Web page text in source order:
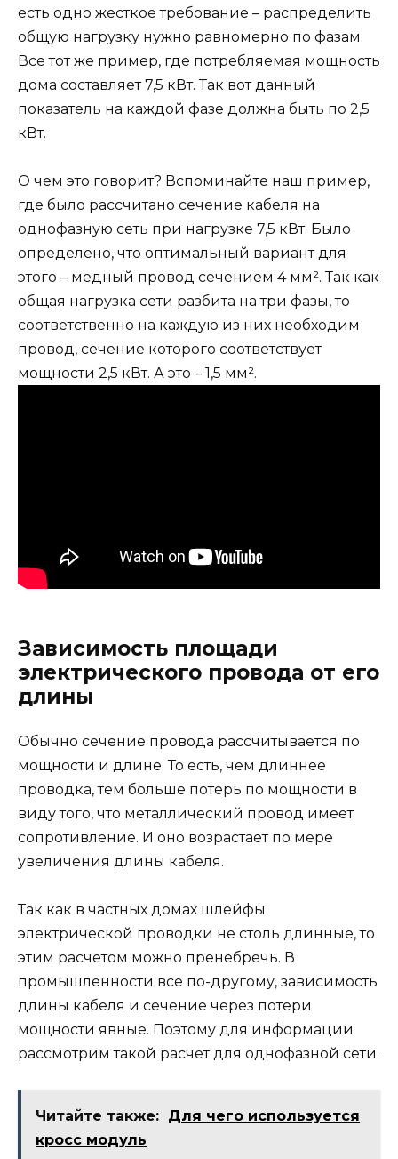
есть одно жесткое требование – распределить
общую нагрузку нужно равномерно по фазам.
Все тот же пример, где потребляемая мощность
дома составляет 7,5 кВт. Так вот данный
показатель на каждой фазе должна быть по 2,5
кВт.
О чем это говорит? Вспоминайте наш пример,
где было рассчитано сечение кабеля на
однофазную сеть при нагрузке 7,5 кВт. Было
определено, что оптимальный вариант для
этого – медный провод сечением 4 мм². Так как
общая нагрузка сети разбита на три фазы, то
соответственно на каждую из них необходим
провод, сечение которого соответствует
мощности 2,5 кВт. А это – 1,5 мм².
Зависимость площади
электрического провода от его
длины
Обычно сечение провода рассчитывается по
мощности и длине. То есть, чем длиннее
проводка, тем больше потерь по мощности в
виду того, что металлический провод имеет
сопротивление. И оно возрастает по мере
увеличения длины кабеля.
Так как в частных домах шлейфы
электрической проводки не столь длинные, то
этим расчетом можно пренебречь. В
промышленности все по-другому, зависимость
длины кабеля и сечение через потери
мощности явные. Поэтому для информации
рассмотрим такой расчет для однофазной сети.
Читайте также: Для чего используется
кросс модуль